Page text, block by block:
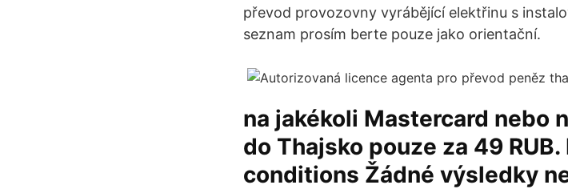
převod provozovny vyrábějící elektřinu s
seznam prosím berte pouze jako orientační.
na jakékoli Mastercard nebo
do Thajsko pouze za 49
conditions Žádné výsledky